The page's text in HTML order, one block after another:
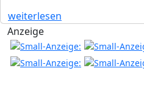
weiterlesen
Anzeige